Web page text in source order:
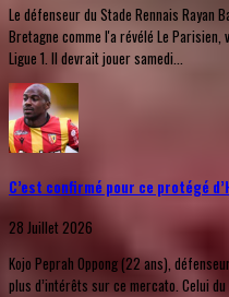
Le défenseur du Stade Rennais Rayan
Bretagne comme l'a révélé Le Parisien,
Ligue 1. Il devrait jouer samedi...
C’est confirmé pour ce protégé
28 Juillet 2026
Kojo Peprah Oppong (22 ans),
plus d’intérêts sur ce mercato. Celui